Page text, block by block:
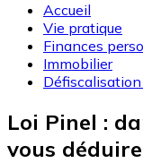
Accueil
Vie pratique
Finances
Immobilier
Loi Pinel :
vous